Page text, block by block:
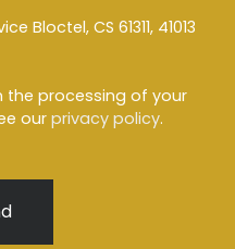
Bloctel, CS 61311, 41013
the processing of your
our privacy policy.